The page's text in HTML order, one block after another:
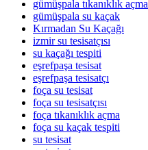
gümüşpala tıkanıklık açma
gümüşpala su kaçak
Kırmadan Su Kaçağı
izmir su tesisatçısı
su kaçağı tespiti
eşrefpaşa tesisat
eşrefpaşa tesisatçı
foça su tesisat
foça su tesisatçısı
foça tıkanıklık açma
foça su kaçak tespiti
su tesisat